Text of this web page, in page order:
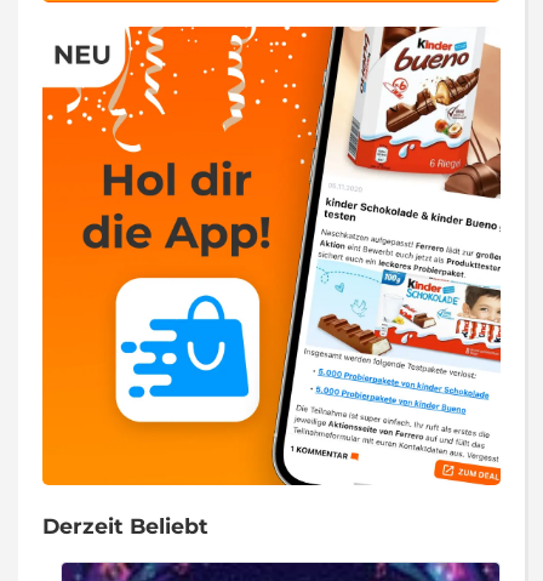
Derzeit Beliebt